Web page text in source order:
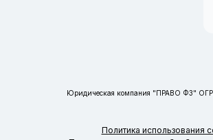
Юридическая компания "ПРАВО ФЗ"
Политика использования